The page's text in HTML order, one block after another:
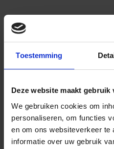
Toestemming
Deze website maakt gebruik
We gebruiken cookies om
personaliseren, om functies
en om ons websiteverkeer te
informatie over uw gebruik